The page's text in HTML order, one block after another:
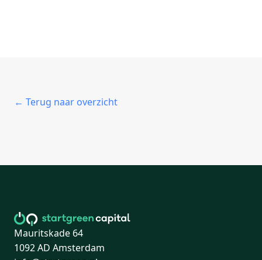
← Terug naar overzicht
Mauritskade 64
1092 AD Amsterdam